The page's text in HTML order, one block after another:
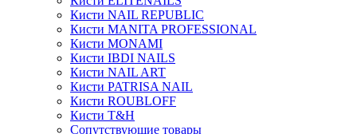
Кисти NAIL REPUBLIC
Кисти MANITA PROFESSIONAL
Кисти MONAMI
Кисти IBDI NAILS
Кисти NAIL ART
Кисти PATRISA NAIL
Кисти ROUBLOFF
Кисти T&H
Сопутствующие товары